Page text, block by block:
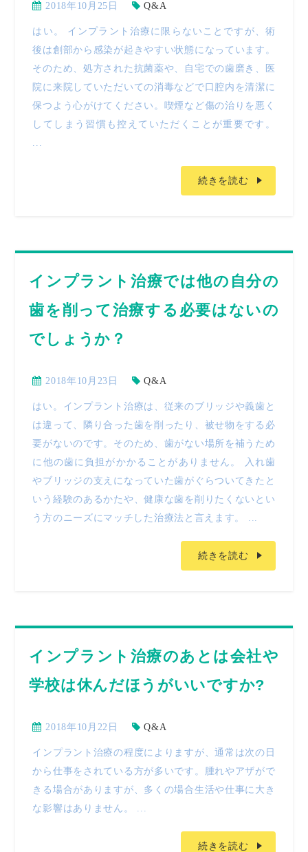
2018年10月25日 Q&A
はい。 インプラント治療に限らないことですが、術
後は創部から感染が起きやすい状態になっています。
そのため、処方された抗菌薬や、自宅での歯磨き、医
院に来院していただいての消毒などで口腔内を清潔に
保つよう心がけてください。喫煙など傷の治りを悪く
してしまう習慣も控えていただくことが重要です。
...
続きを読む
インプラント治療では他の自分の
歯を削って治療する必要はないの
でしょうか？
2018年10月23日 Q&A
はい。インプラント治療は、従来のブリッジや義歯と
は違って、隣り合った歯を削ったり、被せ物をする必
要がないのです。そのため、歯がない場所を補うため
に他の歯に負担がかかることがありません。 入れ歯
やブリッジの支えになっていた歯がぐらついてきたと
いう経験のあるかたや、健康な歯を削りたくないとい
う方のニーズにマッチした治療法と言えます。 ...
続きを読む
インプラント治療のあとは会社や
学校は休んだほうがいいですか?
2018年10月22日 Q&A
インプラント治療の程度によりますが、通常は次の日
から仕事をされている方が多いです。腫れやアザがで
きる場合がありますが、多くの場合生活や仕事に大き
な影響はありません。 ...
続きを読む